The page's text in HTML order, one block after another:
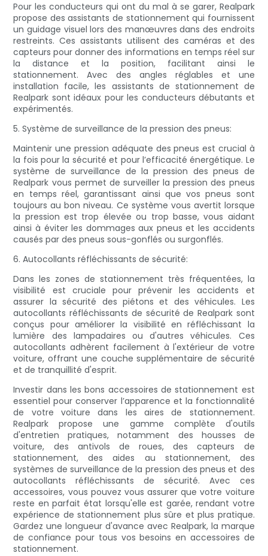
Pour les conducteurs qui ont du mal à se garer, Realpark
propose des assistants de stationnement qui fournissent
un guidage visuel lors des manœuvres dans des endroits
restreints. Ces assistants utilisent des caméras et des
capteurs pour donner des informations en temps réel sur
la distance et la position, facilitant ainsi le
stationnement. Avec des angles réglables et une
installation facile, les assistants de stationnement de
Realpark sont idéaux pour les conducteurs débutants et
expérimentés.
5. Système de surveillance de la pression des pneus:
Maintenir une pression adéquate des pneus est crucial à
la fois pour la sécurité et pour l’efficacité énergétique. Le
système de surveillance de la pression des pneus de
Realpark vous permet de surveiller la pression des pneus
en temps réel, garantissant ainsi que vos pneus sont
toujours au bon niveau. Ce système vous avertit lorsque
la pression est trop élevée ou trop basse, vous aidant
ainsi à éviter les dommages aux pneus et les accidents
causés par des pneus sous-gonflés ou surgonflés.
6. Autocollants réfléchissants de sécurité:
Dans les zones de stationnement très fréquentées, la
visibilité est cruciale pour prévenir les accidents et
assurer la sécurité des piétons et des véhicules. Les
autocollants réfléchissants de sécurité de Realpark sont
conçus pour améliorer la visibilité en réfléchissant la
lumière des lampadaires ou d'autres véhicules. Ces
autocollants adhèrent facilement à l'extérieur de votre
voiture, offrant une couche supplémentaire de sécurité
et de tranquillité d'esprit.
Investir dans les bons accessoires de stationnement est
essentiel pour conserver l’apparence et la fonctionnalité
de votre voiture dans les aires de stationnement.
Realpark propose une gamme complète d'outils
d'entretien pratiques, notamment des housses de
voiture, des antivols de roues, des capteurs de
stationnement, des aides au stationnement, des
systèmes de surveillance de la pression des pneus et des
autocollants réfléchissants de sécurité. Avec ces
accessoires, vous pouvez vous assurer que votre voiture
reste en parfait état lorsqu'elle est garée, rendant votre
expérience de stationnement plus sûre et plus pratique.
Gardez une longueur d'avance avec Realpark, la marque
de confiance pour tous vos besoins en accessoires de
stationnement.